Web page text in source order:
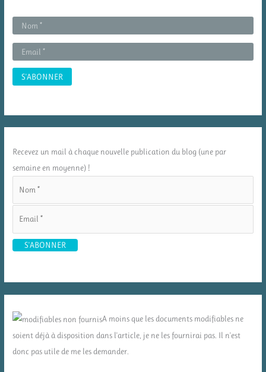
Recevez un mail à chaque nouvelle publication du blog (une par
semaine en moyenne) !
A moins que les documents modifiables ne
soient déjà à disposition dans l'article, je ne les fournirai pas. Il n'est
donc pas utile de me les demander.